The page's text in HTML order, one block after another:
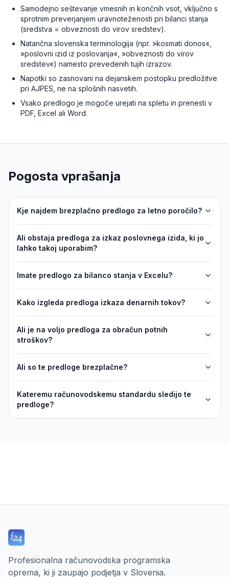
Samodejno seštevanje vmesnih in končnih vsot, vključno s
sprotnim preverjanjem uravnoteženosti pri bilanci stanja
(sredstva = obveznosti do virov sredstev).
Natančna slovenska terminologija (npr. »kosmati donos«,
»poslovni izid iz poslovanja«, »obveznosti do virov
sredstev«) namesto prevedenih tujih izrazov.
Napotki so zasnovani na dejanskem postopku predložitve
pri AJPES, ne na splošnih nasvetih.
Vsako predlogo je mogoče urejati na spletu in prenesti v
PDF, Excel ali Word.
Pogosta vprašanja
Kje najdem brezplačno predlogo za letno poročilo?
Ali obstaja predloga za izkaz poslovnega izida, ki jo
lahko takoj uporabim?
Imate predlogo za bilanco stanja v Excelu?
Kako izgleda predloga izkaza denarnih tokov?
Ali je na voljo predloga za obračun potnih
stroškov?
Ali so te predloge brezplačne?
Kateremu računovodskemu standardu sledijo te
predloge?
Profesionalna računovodska programska
oprema, ki ji zaupajo podjetja v Slovenia.